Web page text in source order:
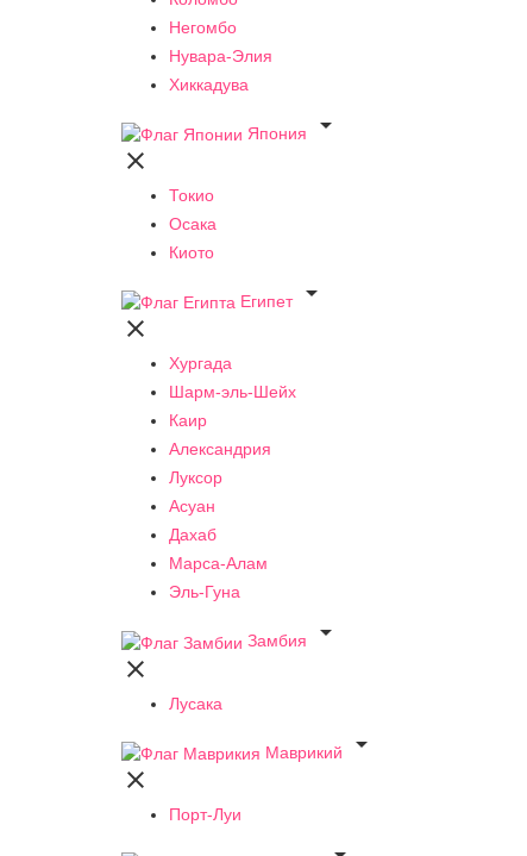
Негомбо
Нувара-Элия
Хиккадува
Япония


Токио
Осака
Киото
Египет


Хургада
Шарм-эль-Шейх
Каир
Александрия
Луксор
Асуан
Дахаб
Марса-Алам
Эль-Гуна
Замбия


Лусака
Маврикий


Порт-Луи